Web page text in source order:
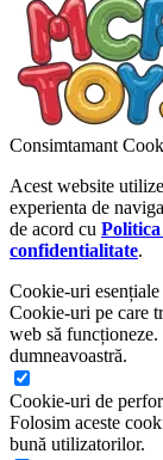
Consimtamant
Acest website
experienta de
de acord cu
confidentialitate.
Cookie-uri esențiale
Cookie-uri pe care
web să
dumneavoastră.
Cookie-uri de
Folosim aceste
bună utilizatorilor.